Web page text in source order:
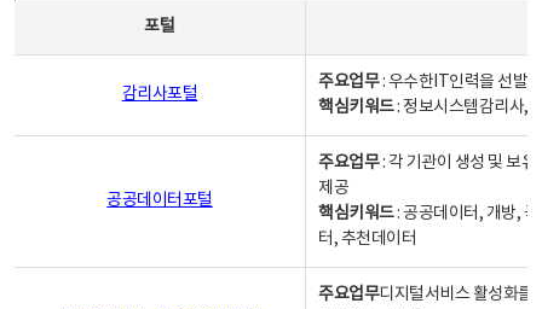
포털
감리사포털
주요업무: 우수한IT인력을 선발
핵심키워드: 정보시스템감리사,
공공데이터포털
주요업무: 각 기관이 생성 및 보
제공
핵심키워드: 공공데이터, 개방,
터, 추천데이터
주요업무디지털서비스 활성화를